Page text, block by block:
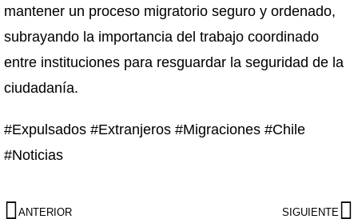
mantener un proceso migratorio seguro y ordenado,
subrayando la importancia del trabajo coordinado
entre instituciones para resguardar la seguridad de la
ciudadanía.
#Expulsados #Extranjeros #Migraciones #Chile
#Noticias
ANTERIOR SIGUIENTE